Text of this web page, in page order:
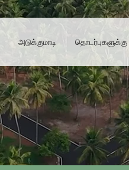
அடுக்குமாடி தொடர்புகளுக்கு